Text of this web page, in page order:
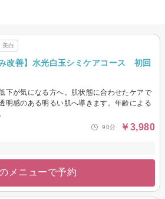
美白
改善】水光白玉シミケアコース 初回
下が気になる方へ。肌状態に合わせたケアで
明感のある明るい肌へ導きます。年齢による
90分 ￥3,980
メニューで予約